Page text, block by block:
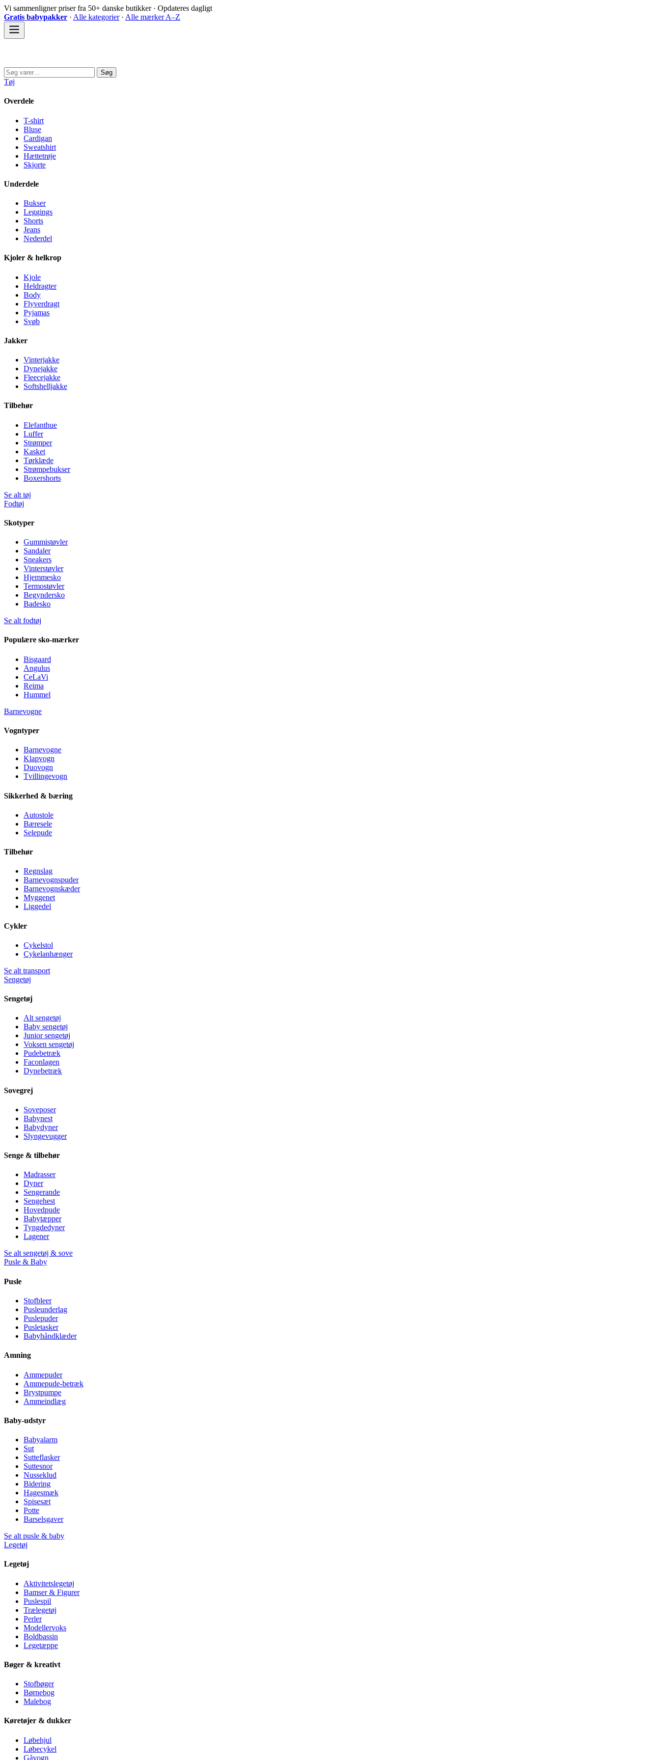
Spring
til
indhold
Vi sammenligner priser fra 50+ danske butikker · Opdateres dagligt
Gratis babypakker · Alle kategorier· Alle mærker A–Z
Søg
efter:
Søg
Tøj
Overdele
T-shirt
Bluse
Cardigan
Sweatshirt
Hættetrøje
Skjorte
Underdele
Bukser
Leggings
Shorts
Jeans
Nederdel
Kjoler & helkrop
Kjole
Heldragter
Body
Flyverdragt
Pyjamas
Svøb
Jakker
Vinterjakke
Dynejakke
Fleecejakke
Softshelljakke
Tilbehør
Elefanthue
Luffer
Strømper
Kasket
Tørklæde
Strømpebukser
Boxershorts
Se alt tøj
Fodtøj
Skotyper
Gummistøvler
Sandaler
Sneakers
Vinterstøvler
Hjemmesko
Termostøvler
Begyndersko
Badesko
Se alt fodtøj
Populære sko-mærker
Bisgaard
Angulus
CeLaVi
Reima
Hummel
Barnevogne
Vogntyper
Barnevogne
Klapvogn
Duovogn
Tvillingevogn
Sikkerhed & bæring
Autostole
Bæresele
Selepude
Tilbehør
Regnslag
Barnevognspuder
Barnevognskæder
Myggenet
Liggedel
Cykler
Cykelstol
Cykelanhænger
Se alt transport
Sengetøj
Sengetøj
Alt sengetøj
Baby sengetøj
Junior sengetøj
Voksen sengetøj
Pudebetræk
Faconlagen
Dynebetræk
Sovegrej
Soveposer
Babynest
Babydyner
Slyngevugger
Senge & tilbehør
Madrasser
Dyner
Sengerande
Sengehest
Hovedpude
Babytæpper
Tyngdedyner
Lagener
Se alt sengetøj & sove
Pusle & Baby
Pusle
Stofbleer
Pusleunderlag
Puslepuder
Pusletasker
Babyhåndklæder
Amning
Ammepuder
Ammepude-betræk
Brystpumpe
Ammeindlæg
Baby-udstyr
Babyalarm
Sut
Sutteflasker
Suttesnor
Nusseklud
Bidering
Hagesmæk
Spisesæt
Potte
Barselsgaver
Se alt pusle & baby
Legetøj
Legetøj
Aktivitetslegetøj
Bamser & Figurer
Puslespil
Trælegetøj
Perler
Modellervoks
Boldbassin
Legetæppe
Bøger & kreativt
Stofbøger
Børnebog
Malebog
Køretøjer & dukker
Løbehjul
Løbecykel
Gåvogn